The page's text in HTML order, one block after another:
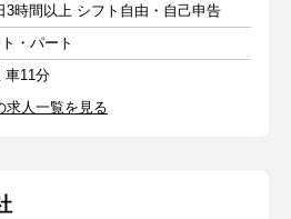
3時間以上 シフト自由・自己申告
・パート
車11分
求人一覧を見る